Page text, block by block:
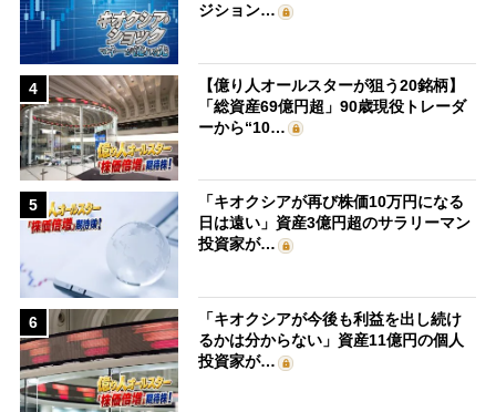
ジション…
4
【億り人オールスターが狙う20銘柄】
「総資産69億円超」90歳現役トレーダ
ーから“10…
5
「キオクシアが再び株価10万円になる
日は遠い」資産3億円超のサラリーマン
投資家が…
6
「キオクシアが今後も利益を出し続け
るかは分からない」資産11億円の個人
投資家が…